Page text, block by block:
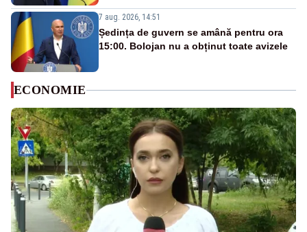
7 aug. 2026, 14:51
Ședința de guvern se amână pentru ora
15:00. Bolojan nu a obținut toate avizele
ECONOMIE